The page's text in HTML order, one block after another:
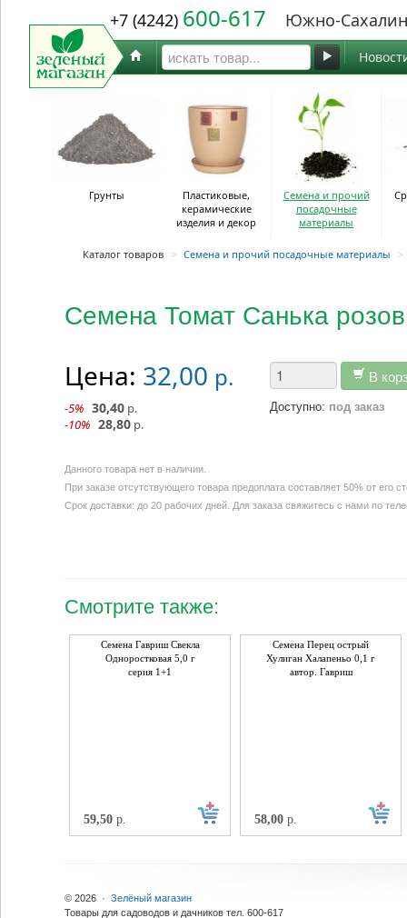
+7 (4242) 600-617 Южно-
Грунты
Пластиковые,
керамические
изделия и декор
Семена и прочий
посадочные
материалы
Каталог товаров > Семена и прочий посадочные материалы >
Семена Томат Санька
Цена: 32,00 р.
-5% 30,40 р.
-10% 28,80 р.
В
Доступно: под заказ
Данного товара нет в наличии.
При заказе отсутствующего товара предоплата составляет 50% от его
Срок доставки: до 20 рабочих дней. Для заказа свяжитесь с нами по
Смотрите также:
Семена Гавриш Свекла
Одноростковая 5,0 г
серия 1+1
59,50 р.
Семена Перец острый
Хулиган Халапеньо 0,1 г
автор. Гавриш
58,00 р.
© 2026 · Зелёный магазин
Товары для садоводов и дачников тел. 600-617